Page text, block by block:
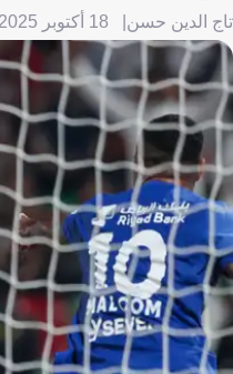
تاج الدين حسن 18 أكتوبر 2025